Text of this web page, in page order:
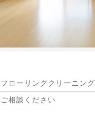
フローリングクリーニング
ご相談ください